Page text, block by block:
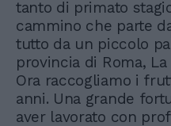
tanto di primato
cammino che parte
tutto da un piccolo
provincia di Roma,
Ora raccogliamo i
anni. Una grande
aver lavorato con